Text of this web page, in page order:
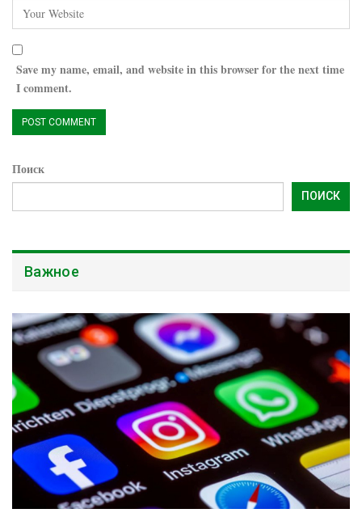
Save my name, email, and website in this browser for the next time
I comment.
Поиск
ПОИСК
Важное